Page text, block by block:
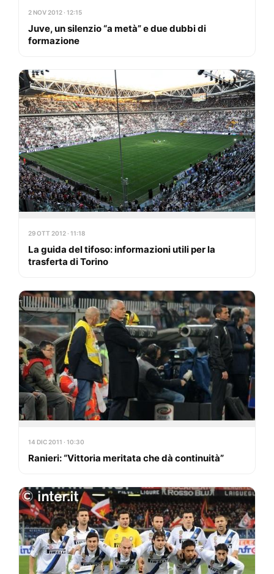
2 NOV 2012 · 12:15
Juve, un silenzio “a metà” e due dubbi di
formazione
29 OTT 2012 · 11:18
La guida del tifoso: informazioni utili per la
trasferta di Torino
14 DIC 2011 · 10:30
Ranieri: “Vittoria meritata che dà continuità”